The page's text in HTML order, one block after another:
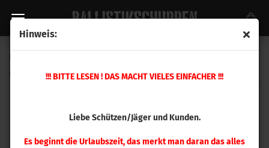
Hinweis:
!!! BITTE LESEN ! DAS MACHT VIELES EINFACHER !!!
Liebe Schützen/Jäger und Kunden.
Es beginnt die Urlaubszeit, das merkt man daran das alles
392338)